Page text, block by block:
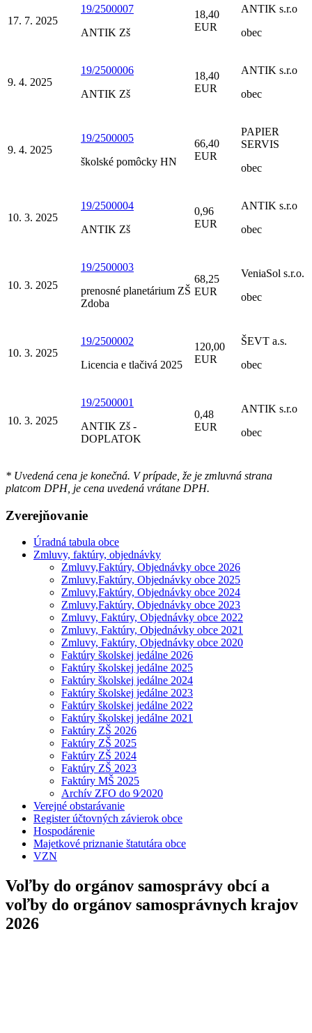
17. 7. 2025
19/2500007
ANTIK Zš
18,40
EUR
ANTIK s.r.o
obec
9. 4. 2025
19/2500006
ANTIK Zš
18,40
EUR
ANTIK s.r.o
obec
9. 4. 2025
19/2500005
školské pomôcky HN
66,40
EUR
PAPIER
SERVIS
obec
10. 3. 2025
19/2500004
ANTIK Zš
0,96
EUR
ANTIK s.r.o
obec
10. 3. 2025
19/2500003
prenosné planetárium ZŠ
Zdoba
68,25
EUR
VeniaSol s.r.o.
obec
10. 3. 2025
19/2500002
Licencia e tlačivá 2025
120,00
EUR
ŠEVT a.s.
obec
10. 3. 2025
19/2500001
ANTIK Zš -
DOPLATOK
0,48
EUR
ANTIK s.r.o
obec
* Uvedená cena je konečná. V prípade, že je zmluvná strana
platcom DPH, je cena uvedená vrátane DPH.
Zverejňovanie
Úradná tabula obce
Zmluvy, faktúry, objednávky
Zmluvy,Faktúry, Objednávky obce 2026
Zmluvy,Faktúry, Objednávky obce 2025
Zmluvy,Faktúry, Objednávky obce 2024
Zmluvy,Faktúry, Objednávky obce 2023
Zmluvy, Faktúry, Objednávky obce 2022
Zmluvy, Faktúry, Objednávky obce 2021
Zmluvy, Faktúry, Objednávky obce 2020
Faktúry školskej jedálne 2026
Faktúry školskej jedálne 2025
Faktúry školskej jedálne 2024
Faktúry školskej jedálne 2023
Faktúry školskej jedálne 2022
Faktúry školskej jedálne 2021
Faktúry ZŠ 2026
Faktúry ZŠ 2025
Faktúry ZŠ 2024
Faktúry ZŠ 2023
Faktúry MŠ 2025
Archív ZFO do 9⁄2020
Verejné obstarávanie
Register účtovných závierok obce
Hospodárenie
Majetkové priznanie štatutára obce
VZN
Voľby do orgánov samosprávy obcí a
voľby do orgánov samosprávnych krajov
2026